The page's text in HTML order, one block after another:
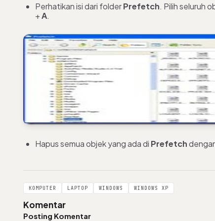
Perhatikan isi dari folderPrefetch. Pilih seluruh
+A.
Hapus semua objek yang ada di Prefetch
KOMPUTER LAPTOP WINDOWS WINDOWS XP
Komentar
Posting Komentar